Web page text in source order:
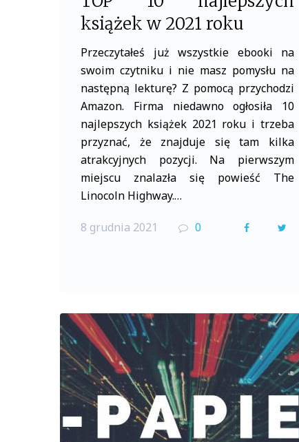
książek w 2021 roku
Przeczytałeś już wszystkie ebooki na
swoim czytniku i nie masz pomysłu na
następną lekturę? Z pomocą przychodzi
Amazon. Firma niedawno ogłosiła 10
najlepszych książek 2021 roku i trzeba
przyznać, że znajduje się tam kilka
atrakcyjnych pozycji. Na pierwszym
miejscu znalazła się powieść The
Linocoln Highway.…
8 grudnia 2021 0
F
b
o
o
k
t
e
r